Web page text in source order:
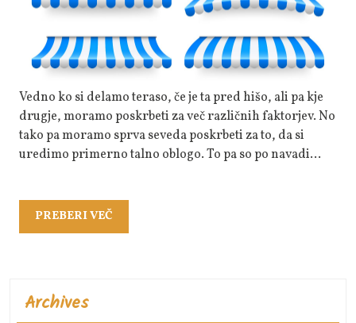
Dodatek
K
Terasam
Vedno ko si delamo teraso, če je ta pred hišo, ali pa kje
drugje, moramo poskrbeti za več različnih faktorjev. No
tako pa moramo sprva seveda poskrbeti za to, da si
uredimo primerno talno oblogo. To pa so po navadi…
PREBERI VEČ
VEČ
Archives